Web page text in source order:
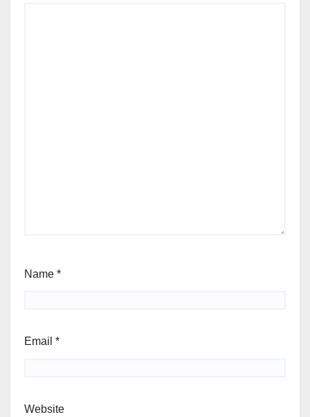
Name *
Email *
Website